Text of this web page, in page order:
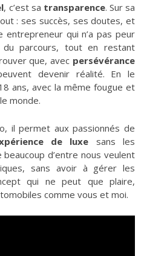
, c’est sa transparence. Sur sa
: ses succès, ses doutes, et
entrepreneur qui n’a pas peur
parcours, tout en restant
que, avec persévérance
devenir réalité. En le
ans, avec la même fougue et
monde.
il permet aux passionnés de
de luxe sans les
d’entre nous veulent
sans avoir à gérer les
qui ne peut que plaire,
comme vous et moi.